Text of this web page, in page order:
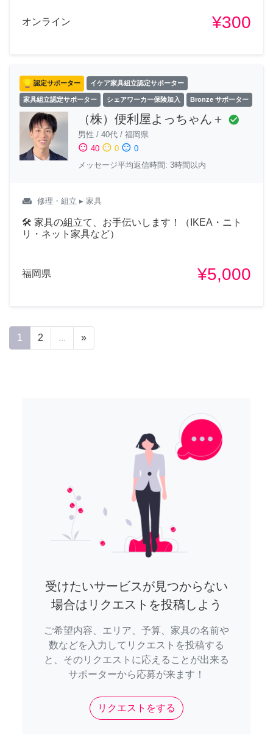
オンライン ¥300
認定サポーター イケア家具組立認定サポーター
家具組立認定サポーター シェアワーカー保険加入 Bronze サポーター
（株）便利屋よっちゃん＋ check_circle
男性 / 40代 / 福岡県
sentiment_satisfied 40 sentiment_neutral 0 sentiment_dissatisfied 0
メッセージ平均返信時間: 3時間以内
weekend 修理・組立 ▸ 家具
🛠 家具の組立て、お手伝いします！（IKEA・ニト
リ・ネット家具など）
福岡県 ¥5,000
1 2 ... »
受けたいサービスが見つからない
場合はリクエストを投稿しよう
ご希望内容、エリア、予算、家具の名前や
数などを入力してリクエストを投稿する
と、そのリクエストに応えることが出来る
サポーターから応募が来ます！
リクエストをする